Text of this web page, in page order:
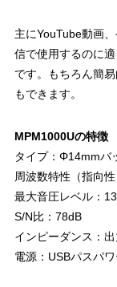
主にYouTube動画
信で使用するのに
です。もちろん簡
もできます。
MPM1000Uの特徴
タイプ：Φ14mmバ
周波数特性（指向
最大音圧レベル：
S/N比：78dB
インピーダンス：
電源：USBパスパ